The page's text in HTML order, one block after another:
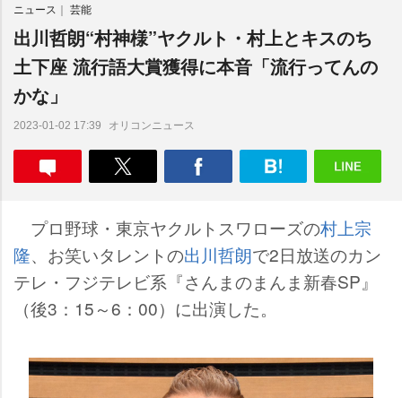
e
ニュース 芸能
出川哲朗“村神様”ヤクルト・村上とキスのち
土下座 流行語大賞獲得に本音「流行ってんの
かな」
2023-01-02 17:39 オリコンニュース
プロ野球・東京ヤクルトスワローズの村上宗
隆、お笑いタレントの出川哲朗で2日放送のカン
テレ・フジテレビ系『さんまのまんま新春SP』
（後3：15～6：00）に出演した。